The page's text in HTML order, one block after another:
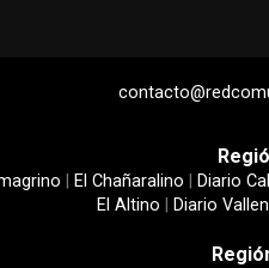
El Chañaralino Diario
El Altino
Diario